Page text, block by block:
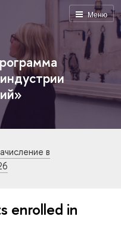
Меню
в
enrolled in